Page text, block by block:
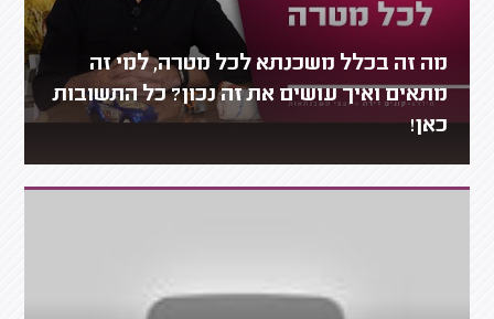
מה זה בכלל משכנתא לכל מטרה, למי זה
מתאים ואיך עושים את זה נכון? כל התשובות
כאן!